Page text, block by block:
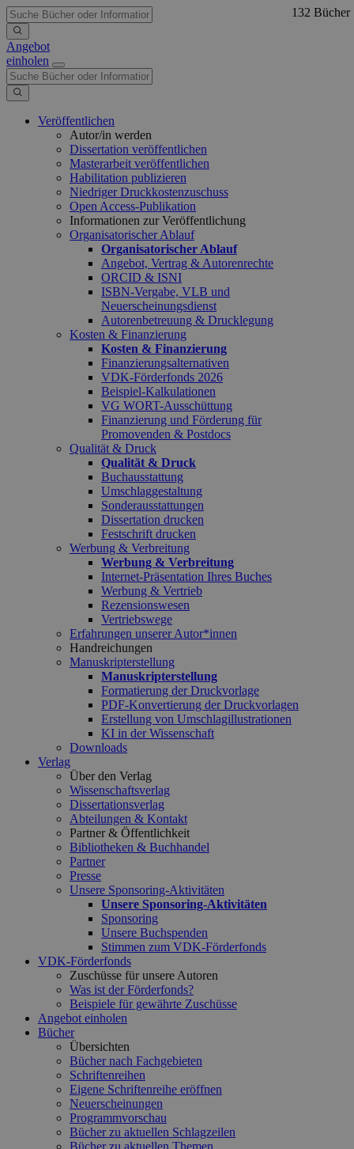
Angebot
einholen
Veröffentlichen
Autor/in werden
Dissertation veröffentlichen
Masterarbeit veröffentlichen
Habilitation publizieren
Niedriger Druckkostenzuschuss
Open Access-Publikation
Informationen zur Veröffentlichung
Organisatorischer Ablauf
Organisatorischer Ablauf
Angebot, Vertrag & Autorenrechte
ORCID & ISNI
ISBN-Vergabe, VLB und
Neuerscheinungsdienst
Autorenbetreuung & Drucklegung
Kosten & Finanzierung
Kosten & Finanzierung
Finanzierungsalternativen
VDK-Förderfonds 2026
Beispiel-Kalkulationen
VG WORT-Ausschüttung
Finanzierung und Förderung für
Promovenden & Postdocs
Qualität & Druck
Qualität & Druck
Buchausstattung
Umschlaggestaltung
Sonderausstattungen
Dissertation drucken
Festschrift drucken
Werbung & Verbreitung
Werbung & Verbreitung
Internet-Präsentation Ihres Buches
Werbung & Vertrieb
Rezensionswesen
Vertriebswege
Erfahrungen unserer Autor*innen
Handreichungen
Manuskripterstellung
Manuskripterstellung
Formatierung der Druckvorlage
PDF-Konvertierung der Druckvorlagen
Erstellung von Umschlagillustrationen
KI in der Wissenschaft
Downloads
Verlag
Über den Verlag
Wissenschaftsverlag
Dissertationsverlag
Abteilungen & Kontakt
Partner & Öffentlichkeit
Bibliotheken & Buchhandel
Partner
Presse
Unsere Sponsoring-Aktivitäten
Unsere Sponsoring-Aktivitäten
Sponsoring
Unsere Buchspenden
Stimmen zum VDK-Förderfonds
VDK-Förderfonds
Zuschüsse für unsere Autoren
Was ist der Förderfonds?
Beispiele für gewährte Zuschüsse
Angebot einholen
Bücher
Übersichten
Bücher nach Fachgebieten
Schriftenreihen
Eigene Schriftenreihe eröffnen
Neuerscheinungen
Programmvorschau
Bücher zu aktuellen Schlagzeilen
Bücher zu aktuellen Themen
132 Bücher